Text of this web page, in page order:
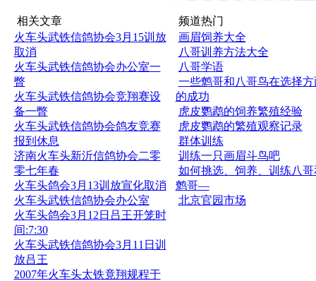
相关文章
火车头武铁信鸽协会3月15训放
取消
火车头武铁信鸽协会办公室一
瞥
火车头武铁信鸽协会竞翔赛设
备一瞥
火车头武铁信鸽协会鸽友竞赛
报到休息
济南火车头新沂信鸽协会二零
零七年春
火车头鸽会3月13训放宣化取消
火车头武铁信鸽协会办公室
火车头鸽会3月12日吕王开笼时
间:7:30
火车头武铁信鸽协会3月11日训
放吕王
2007年火车头太铁竟翔规程于
频道热门
画眉饲养大全
八哥训养方法大全
八哥学语
一些鹩哥和八哥鸟在选择方
的成功
虎皮鹦鹉的饲养繁殖经验
虎皮鹦鹉的繁殖观察记录
群体训练
训练一只画眉斗鸟吧
如何挑选、饲养、训练八哥
鹩哥—
北京官园市场